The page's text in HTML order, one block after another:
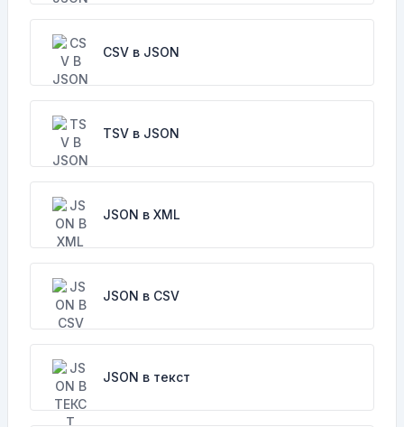
CSV в JSON
TSV в JSON
JSON в XML
JSON в CSV
JSON в текст